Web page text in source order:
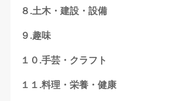
８.土木・建設・設備
９.趣味
１０.手芸・クラフト
１１.料理・栄養・健康